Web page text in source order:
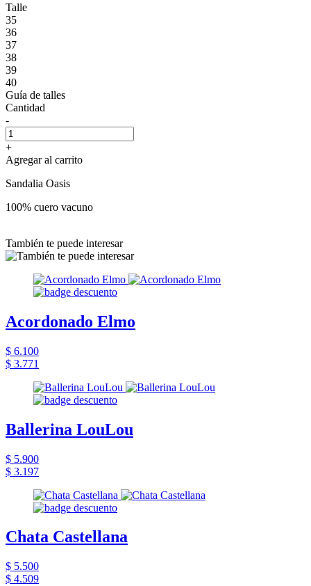
Talle
35
36
37
38
39
40
Guía de talles
Cantidad
-
+
Agregar al carrito
Sandalia Oasis
100% cuero vacuno
También te puede interesar
Acordonado Elmo
$ 6.100
$ 3.771
Ballerina LouLou
$ 5.900
$ 3.197
Chata Castellana
$ 5.500
$ 4.509